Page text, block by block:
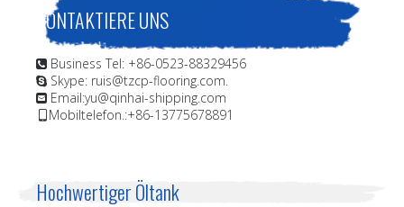
KONTAKTIERE UNS
 Business Tel: +86-0523-88329456
 Skype: ruis@tzcp-flooring.com.
 Email:yu@qinhai-shipping.com
Mobiltelefon.:+86-13775678891
Hochwertiger Öltank